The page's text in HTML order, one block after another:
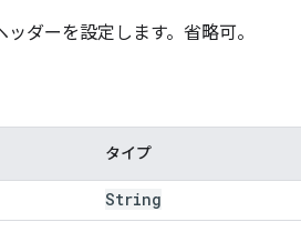
ダーを設定します。省略可。
タイプ
String